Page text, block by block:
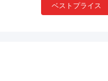
ベストプライス